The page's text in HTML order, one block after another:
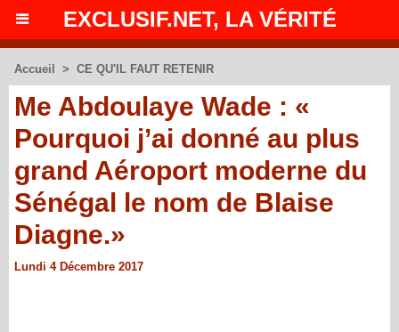
EXCLUSIF.NET, LA VÉRITÉ
Accueil > CE QU'IL FAUT RETENIR
Me Abdoulaye Wade : «
Pourquoi j’ai donné au plus
grand Aéroport moderne du
Sénégal le nom de Blaise
Diagne.»
Lundi 4 Décembre 2017